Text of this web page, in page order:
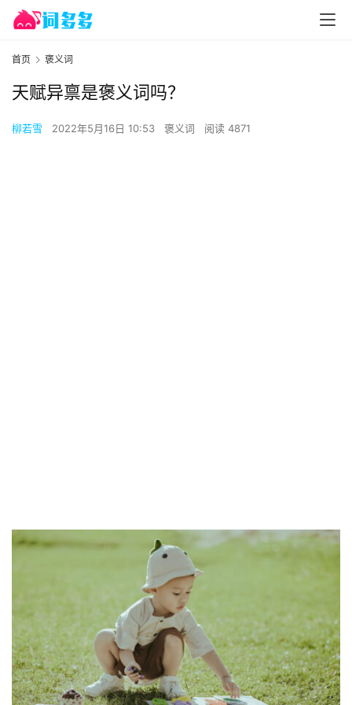
首页 褒义词
天赋异禀是褒义词吗？
柳若雪 2022年5月16日 10:53 褒义词 阅读 4871